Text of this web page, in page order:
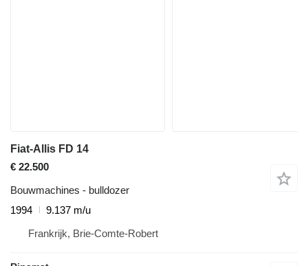
Fiat-Allis FD 14
€ 22.500
Bouwmachines - bulldozer
1994
9.137 m/u
Frankrijk, Brie-Comte-Robert